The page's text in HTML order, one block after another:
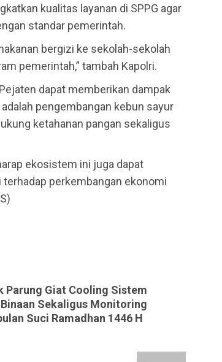
kualitas layanan di SPPG agar
standar pemerintah.
bergizi ke sekolah-sekolah
pemerintah,” tambah Kapolri.
dapat memberikan dampak
pengembangan kebun sayur
ketahanan pangan sekaligus
ekosistem ini juga dapat
perkembangan ekonomi
Parung Giat Cooling Sistem
Sekaligus Monitoring
Suci Ramadhan 1446 H